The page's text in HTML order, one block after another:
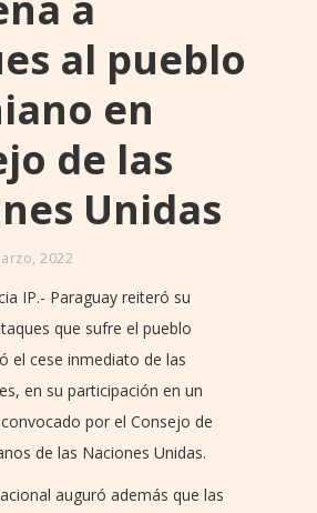
al pueblo
en
de las
Unidas
2022
IP.- Paraguay reiteró su
que sufre el pueblo
el cese inmediato de las
en su participación en un
por el Consejo de
de las Naciones Unidas.
auguró además que las